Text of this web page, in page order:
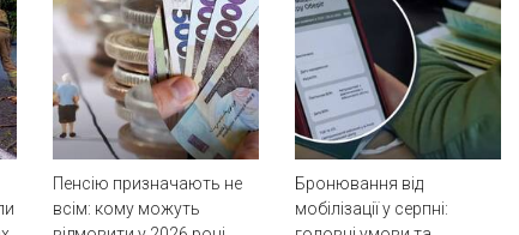
Пенсію призначають не
всім: кому можуть
Бронювання від
мобілізації у серпні: